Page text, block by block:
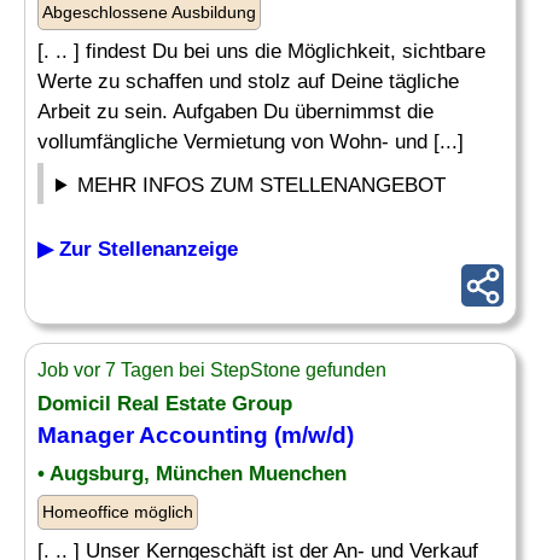
Abgeschlossene Ausbildung
[. .. ] findest Du bei uns die Möglichkeit, sichtbare
Werte zu schaffen und stolz auf Deine tägliche
Arbeit zu sein. Aufgaben Du übernimmst die
vollumfängliche Vermietung von Wohn- und [...]
MEHR INFOS ZUM STELLENANGEBOT
▶ Zur Stellenanzeige
Job vor 7 Tagen bei StepStone gefunden
Domicil Real Estate Group
Manager Accounting (m/w/d)
• Augsburg, München Muenchen
Homeoffice möglich
[. .. ] Unser Kerngeschäft ist der An- und Verkauf